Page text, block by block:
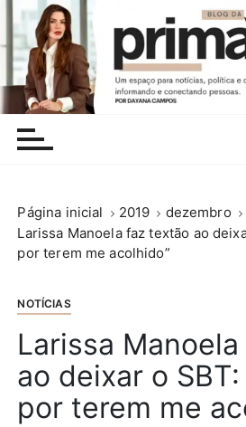
Página inicial 2019 dezembro
Larissa Manoela faz textão ao
por terem me acolhido”
NOTÍCIAS
Larissa
ao deixar o
por terem me